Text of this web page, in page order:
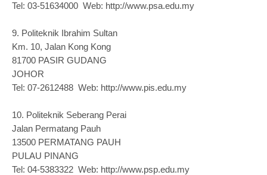
Tel: 03-51634000 Web: http://www.psa.edu.my
9. Politeknik Ibrahim Sultan
Km. 10, Jalan Kong Kong
81700 PASIR GUDANG
JOHOR
Tel: 07-2612488 Web: http://www.pis.edu.my
10. Politeknik Seberang Perai
Jalan Permatang Pauh
13500 PERMATANG PAUH
PULAU PINANG
Tel: 04-5383322 Web: http://www.psp.edu.my